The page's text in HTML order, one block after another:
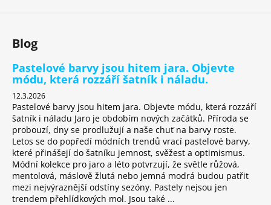
v
s
u
Blog
Pastelové barvy jsou hitem jara. Objevte
módu, která rozzáří šatník i náladu.
12.3.2026
Pastelové barvy jsou hitem jara. Objevte módu, která rozzáří
šatník i náladu Jaro je obdobím nových začátků. Příroda se
probouzí, dny se prodlužují a naše chuť na barvy roste.
Letos se do popředí módních trendů vrací pastelové barvy,
které přinášejí do šatníku jemnost, svěžest a optimismus.
Módní kolekce pro jaro a léto potvrzují, že světle růžová,
mentolová, máslově žlutá nebo jemná modrá budou patřit
mezi nejvýraznější odstíny sezóny. Pastely nejsou jen
trendem přehlídkových mol. Jsou také ...